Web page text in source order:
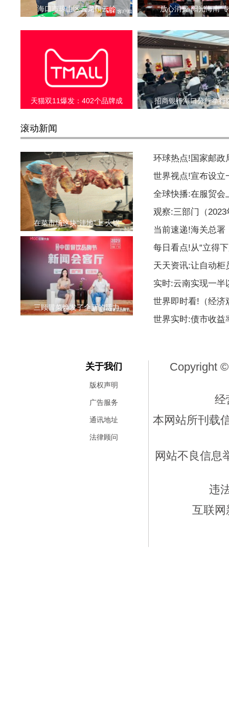
海口市琼山区云龙镇云岭 “放心消费·阳光海南”专
天猫双11爆发：402个品牌成 招商银行海口分行举行
滚动新闻
在菜市场这块“洼地”上 火锅
三顾冒菜焕发了全新的活力
环球热点!国家邮政
世界视点!宣布设立
全球快播:在服贸会
观察:三部门（
当前速递!海关总署
每日看点!从“立得
天天资讯:让自动柜
实时:云南实现一半
世界即时看!（经济
世界实时:债市收益
关于我们
版权声明
广告服务
通讯地址
法律顾问
Copyright
经
本网站所刊载
网站不良信息
违
互联网